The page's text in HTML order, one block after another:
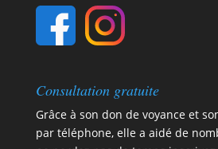
Consultation gratuite
Grâce à son don de voyance et
par téléphone, elle a aidé de